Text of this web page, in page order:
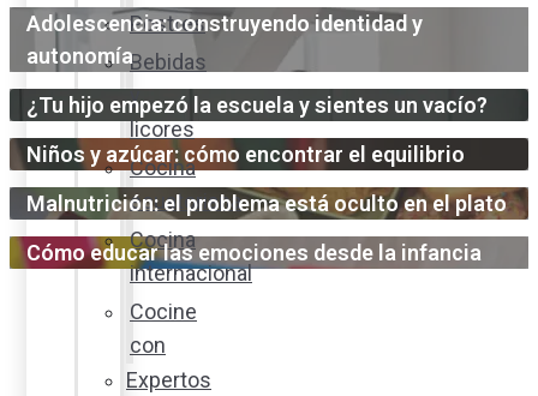
Postres
Bebidas
y
licores
Cocina
ecuatoriana
Cocina
internacional
Cocine
con
Expertos
Adolescencia: construyendo identidad y
autonomía
¿Tu hijo empezó la escuela y sientes un vacío?
Niños y azúcar: cómo encontrar el equilibrio
Malnutrición: el problema está oculto en el plato
Cómo educar las emociones desde la infancia